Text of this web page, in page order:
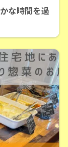
な時間を過